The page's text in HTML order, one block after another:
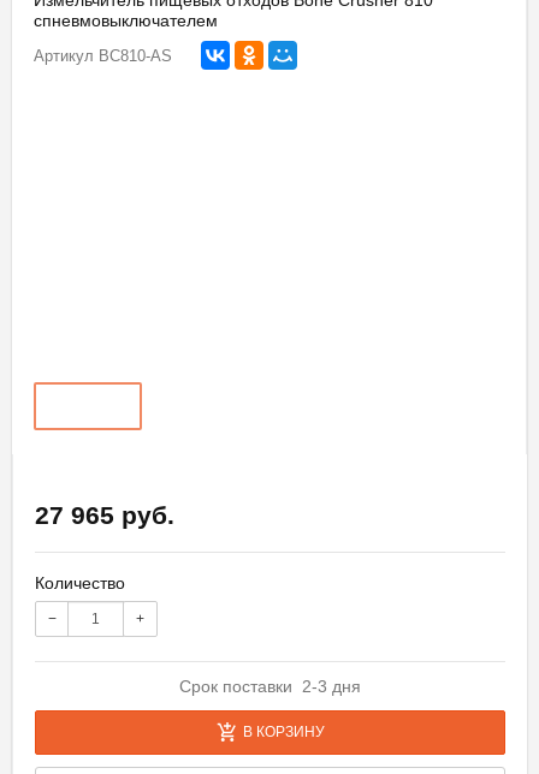
спневмовыключателем
Артикул BC810-AS
27 965 руб.
Количество
− +
Срок поставки 2-3 дня
В КОРЗИНУ